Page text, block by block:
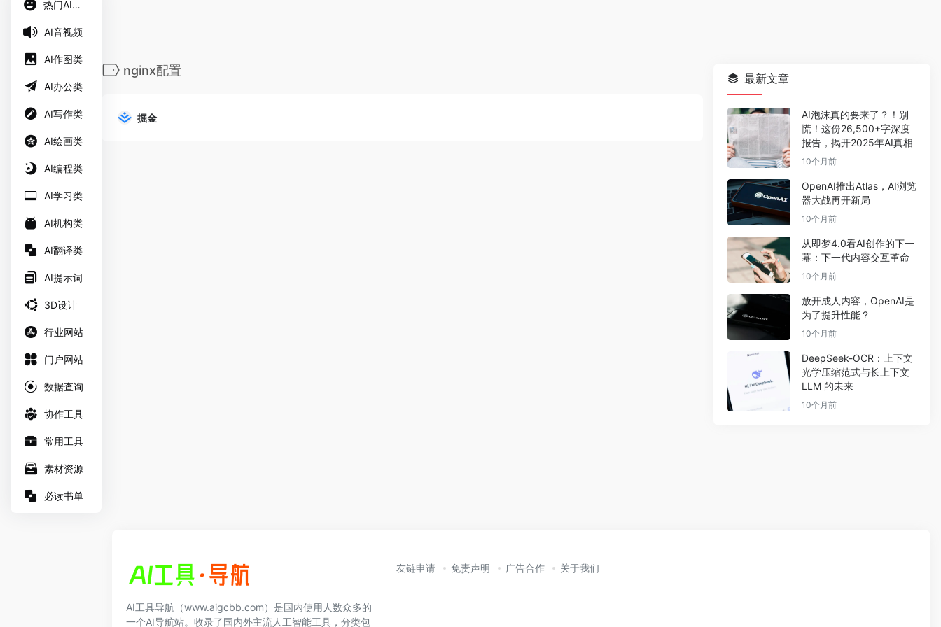
热门AI工具
AI音视频
AI作图类
AI办公类
AI写作类
AI绘画类
AI编程类
AI学习类
AI机构类
AI翻译类
AI提示词
3D设计
行业网站
门户网站
数据查询
协作工具
常用工具
素材资源
必读书单
nginx配置
掘金
最新文章
AI泡沫真的要来了？！别
慌！这份26,500+字深度
报告，揭开2025年AI真相
10个月前
OpenAI推出Atlas，AI浏览
器大战再开新局
10个月前
从即梦4.0看AI创作的下一
幕：下一代内容交互革命
10个月前
放开成人内容，OpenAI是
为了提升性能？
10个月前
DeepSeek-OCR：上下文
光学压缩范式与长上下文
LLM 的未来
10个月前
AI工具导航（www.aigcbb.com）是国内使用人数众多的
一个AI导航站。收录了国内外主流人工智能工具，分类包
友链申请 免责声明 广告合作 关于我们